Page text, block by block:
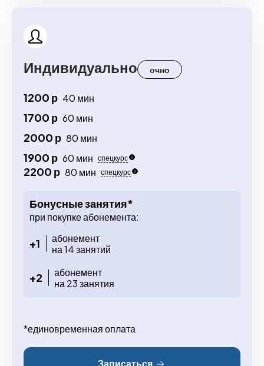
Индивидуально очно
1200 р 40 мин
1700 р 60 мин
2000 р 80 мин
1900 р 60 мин спецкурс
2200 р 80 мин спецкурс
Бонусные занятия*
при покупке абонемента:
+1
абонемент
на 14 занятий
+2
абонемент
на 23 занятия
*единовременная оплата
Записаться